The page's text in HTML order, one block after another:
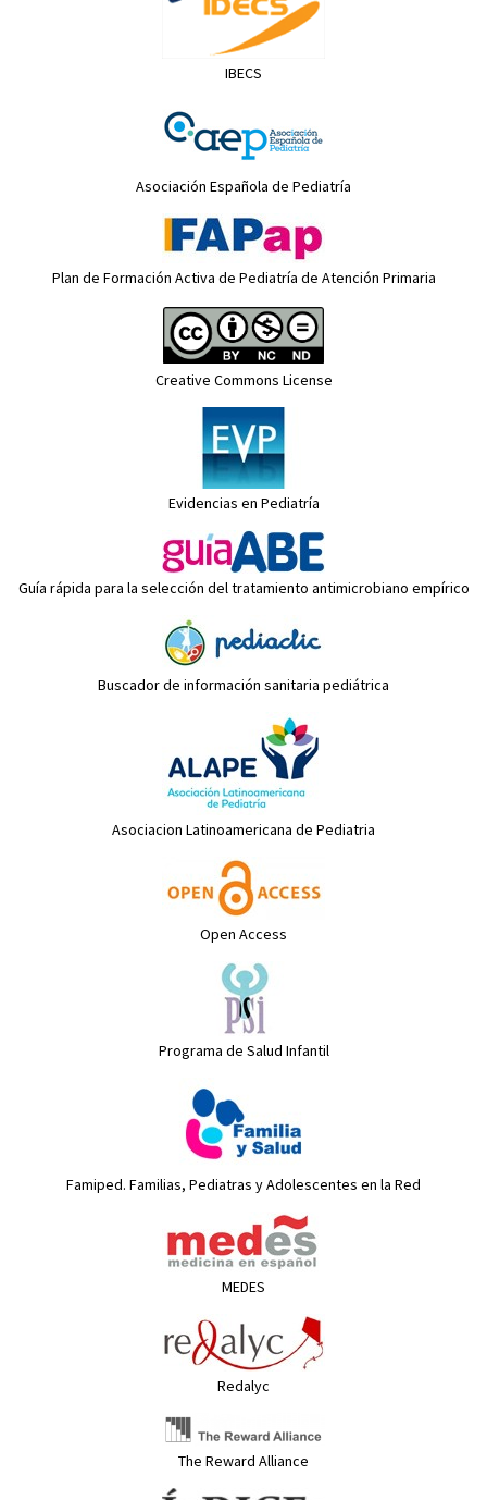
IBECS
Asociación Española de Pediatría
Plan de Formación Activa de Pediatría de Atención Primaria
Creative Commons License
Evidencias en Pediatría
Guía rápida para la selección del tratamiento antimicrobiano empírico
Buscador de información sanitaria pediátrica
Asociacion Latinoamericana de Pediatria
Open Access
Programa de Salud Infantil
Famiped. Familias, Pediatras y Adolescentes en la Red
MEDES
Redalyc
The Reward Alliance